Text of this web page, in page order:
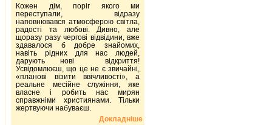
Кожен дім, поріг якого ми
переступали, відразу
наповнювався атмосферою світла,
радості та любові. Дивно, але
щоразу разу чергові відвідини, вже
здавалося б добре знайомих,
навіть рідних для нас людей,
дарують нові відкриття!
Усвідомлюєш, що це не є звичайні,
«планові візити ввічливості», а
реальне месійне служіння, яке
власне і робить нас мирян
справжніми християнами. Тільки
жертвуючи набуваєш.
Докладніше